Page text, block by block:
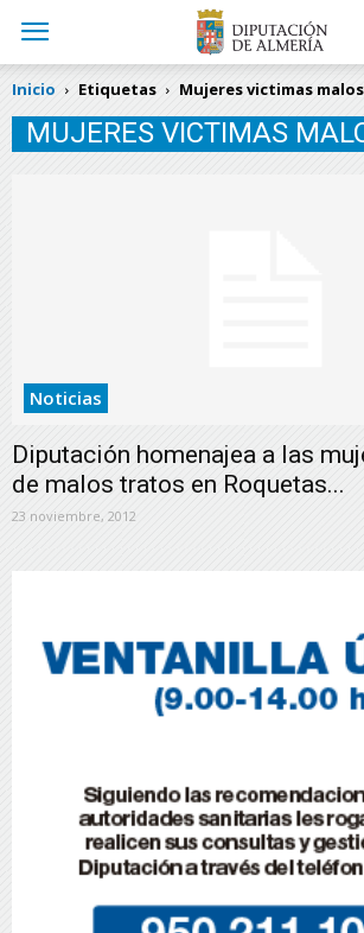
Inicio Etiquetas Mujeres victimas
MUJERES VICTIMAS
Noticias
Diputación homenajea a las
de malos tratos en Roquetas...
23 noviembre, 2012